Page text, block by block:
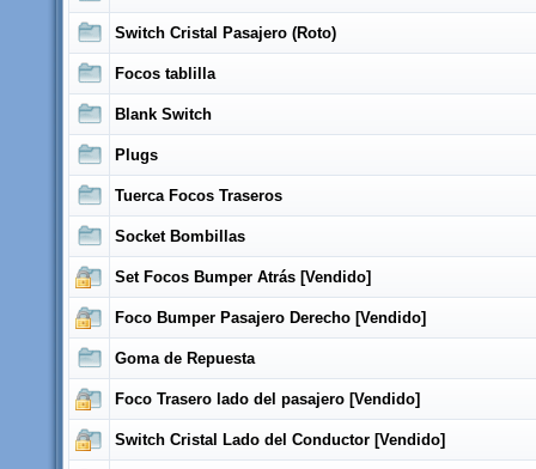
Switch Cristal Pasajero (Roto)
Focos tablilla
Blank Switch
Plugs
Tuerca Focos Traseros
Socket Bombillas
Set Focos Bumper Atrás [Vendido]
Foco Bumper Pasajero Derecho [Vendido]
Goma de Repuesta
Foco Trasero lado del pasajero [Vendido]
Switch Cristal Lado del Conductor [Vendido]